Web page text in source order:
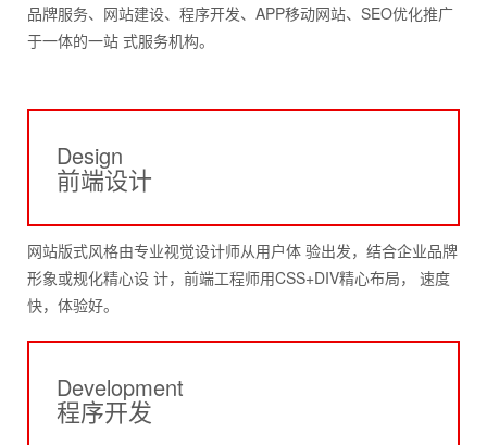
品牌服务、网站建设、程序开发、APP移动网站、SEO优化推广
于一体的一站 式服务机构。
Design
前端设计
网站版式风格由专业视觉设计师从用户体 验出发，结合企业品牌
形象或规化精心设 计，前端工程师用CSS+DIV精心布局， 速度
快，体验好。
Development
程序开发